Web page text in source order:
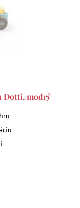
Dotti, modrý